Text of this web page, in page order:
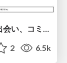
Stay Hacker 〜九州で生まれ、Perlに出会い、コミュニティで育つ〜
2 6.5k